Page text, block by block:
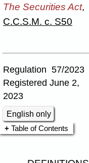
The Securities Act,
C.C.S.M. c. S50
Regulation 57/2023
Registered June 2,
2023
English only
Table of Contents